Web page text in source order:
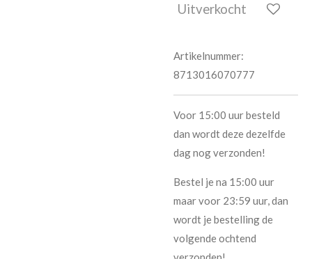
Uitverkocht
Artikelnummer:
8713016070777
Voor 15:00 uur besteld
dan wordt deze dezelfde
dag nog verzonden!
Bestel je na 15:00 uur
maar voor 23:59 uur, dan
wordt je bestelling de
volgende ochtend